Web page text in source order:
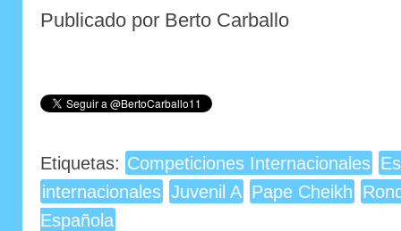
Publicado por Berto Carballo
Etiquetas: Competiciones Internacionales
internacionales Juvenil A Pape Cheikh
Española